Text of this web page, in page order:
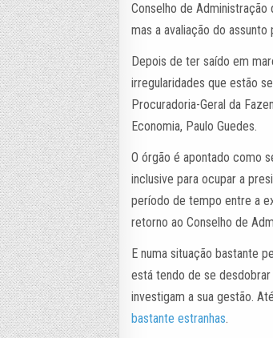
Conselho de
mas a avaliação do assunto
Depois de ter saído em
irregularidades que estão
Procuradoria-Geral da
Economia, Paulo Guedes.
O órgão é apontado como
inclusive para ocupar a
período de tempo entre a
retorno ao Conselho de
E numa situação bastante
está tendo de se
investigam a sua gestão.
bastante estranhas.